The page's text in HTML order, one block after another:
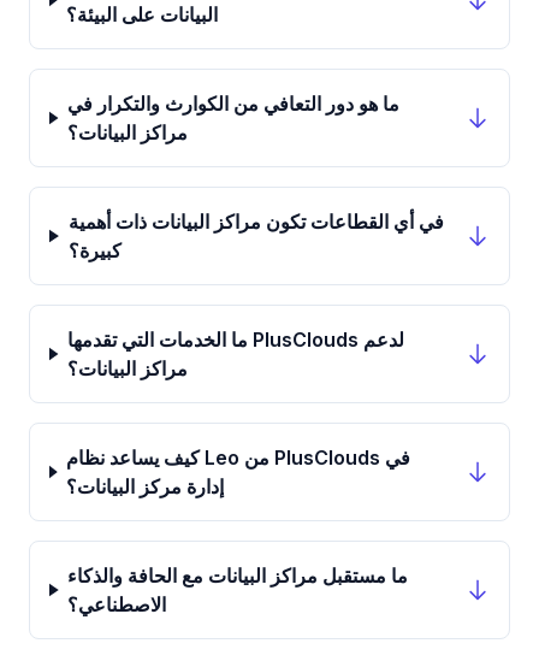
البيانات على البيئة؟
ما هو دور التعافي من الكوارث والتكرار في
مراكز البيانات؟
في أي القطاعات تكون مراكز البيانات ذات أهمية
كبيرة؟
ما الخدمات التي تقدمها PlusClouds لدعم
مراكز البيانات؟
كيف يساعد نظام Leo من PlusClouds في
إدارة مركز البيانات؟
ما مستقبل مراكز البيانات مع الحافة والذكاء
الاصطناعي؟